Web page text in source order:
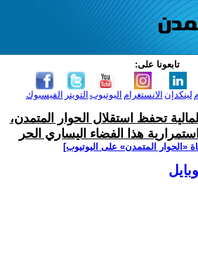
تابعونا على:
الفيسبوك التويتر اليوتيوب الانستغرام لينكدإن
تحفظ استقلال الحوار المتمدن،
هذا الفضاء اليساري الحر
‫«الحوار المتمدن» على اليوتيوب]